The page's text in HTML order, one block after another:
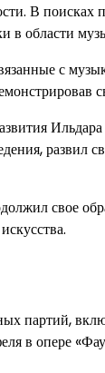
В поисках
области
с
Ильдара
свое
партий,
в опере